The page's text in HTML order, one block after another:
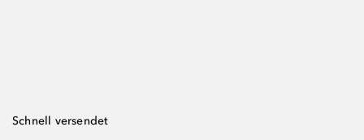
Schnell versendet